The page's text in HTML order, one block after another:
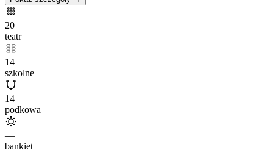
20
teatr
14
szkolne
14
podkowa
—
bankiet